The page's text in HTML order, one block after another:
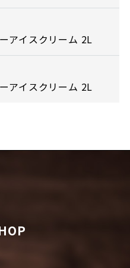
アイスクリーム 2L
アイスクリーム 2L